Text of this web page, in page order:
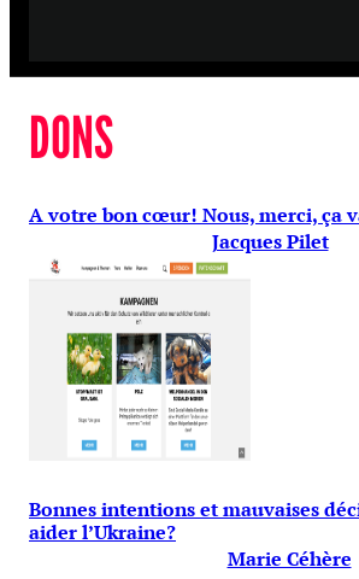
DONS
A votre bon cœur! Nous, merci, ça
Jacques Pilet
Bonnes intentions et mauvaises
aider l’Ukraine?
Marie Céhère